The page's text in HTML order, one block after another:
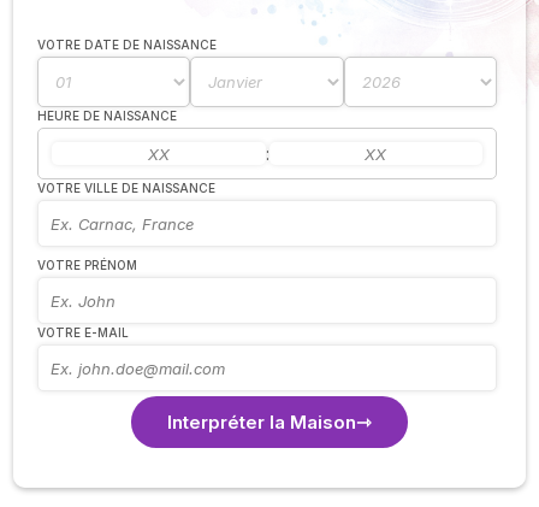
VOTRE DATE DE NAISSANCE
HEURE DE NAISSANCE
:
VOTRE VILLE DE NAISSANCE
VOTRE PRÉNOM
VOTRE E-MAIL
Interpréter la Maison